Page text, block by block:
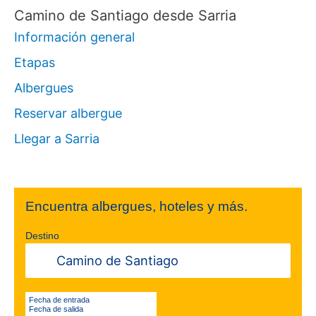
Camino de Santiago desde Sarria
Información general
Etapas
Albergues
Reservar albergue
Llegar a Sarria
Encuentra albergues, hoteles y más.
Destino
Fecha de entrada
Fecha de salida